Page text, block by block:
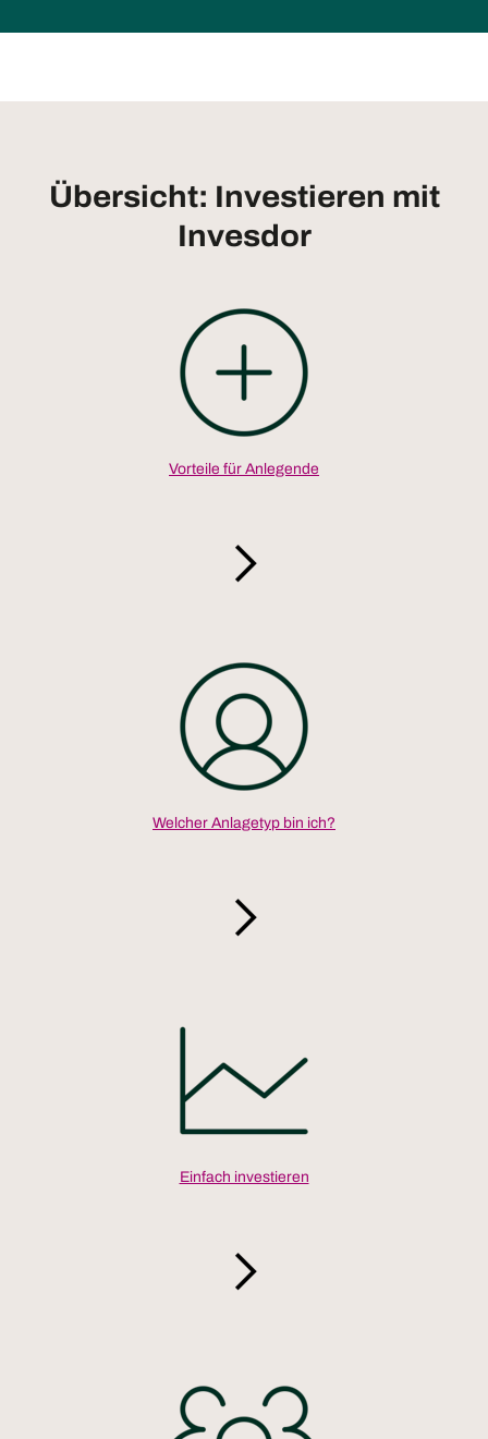
Übersicht: Investieren mit
Invesdor
Vorteile für Anlegende
Welcher Anlagetyp bin ich?
Einfach investieren